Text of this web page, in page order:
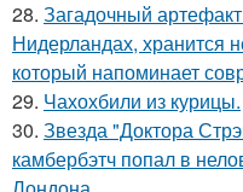
28. Загадочный
Нидерландах, хранится
который напоминает
29. Чахохбили из курицы.
30. Звезда "Доктора
камбербэтч попал в